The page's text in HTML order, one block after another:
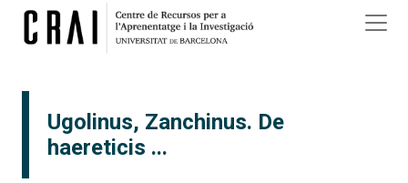
Vés al contingut
Ugolinus, Zanchinus. De
haereticis ...
×